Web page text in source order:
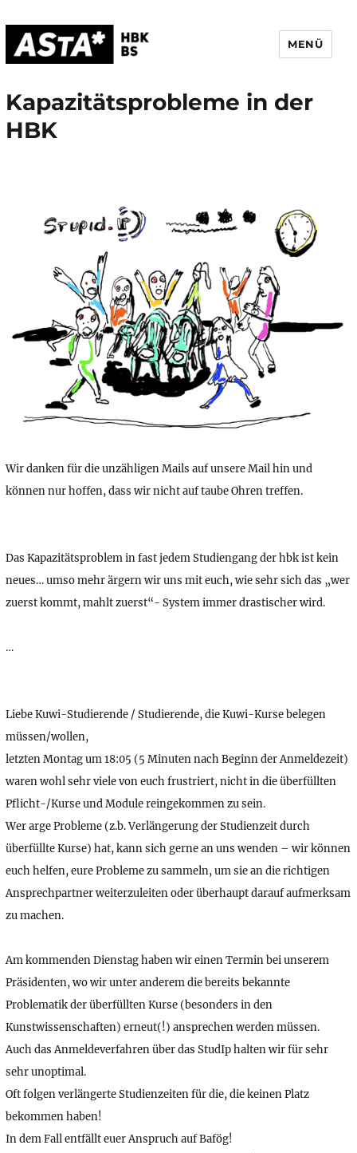
MENÜ
Kapazitätsprobleme in der
HBK
Wir danken für die unzähligen Mails auf unsere Mail hin und
können nur hoffen, dass wir nicht auf taube Ohren treffen.
Das Kapazitätsproblem in fast jedem Studiengang der hbk ist kein
neues… umso mehr ärgern wir uns mit euch, wie sehr sich das „wer
zuerst kommt, mahlt zuerst“- System immer drastischer wird.
…
Liebe Kuwi-Studierende / Studierende, die Kuwi-Kurse belegen
müssen/wollen,
letzten Montag um 18:05 (5 Minuten nach Beginn der Anmeldezeit)
waren wohl sehr viele von euch frustriert, nicht in die überfüllten
Pflicht-/Kurse und Module reingekommen zu sein.
Wer arge Probleme (z.b. Verlängerung der Studienzeit durch
überfüllte Kurse) hat, kann sich gerne an uns wenden – wir können
euch helfen, eure Probleme zu sammeln, um sie an die richtigen
Ansprechpartner weiterzuleiten oder überhaupt darauf aufmerksam
zu machen.
Am kommenden Dienstag haben wir einen Termin bei unserem
Präsidenten, wo wir unter anderem die bereits bekannte
Problematik der überfüllten Kurse (besonders in den
Kunstwissenschaften) erneut(!) ansprechen werden müssen.
Auch das Anmeldeverfahren über das StudIp halten wir für sehr
sehr unoptimal.
Oft folgen verlängerte Studienzeiten für die, die keinen Platz
bekommen haben!
In dem Fall entfällt euer Anspruch auf Bafög!